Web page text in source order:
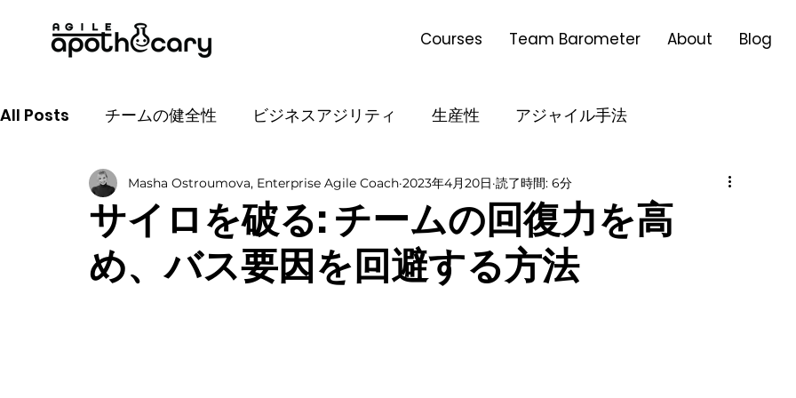
Courses Team Barometer About Blog
All Posts チームの健全性 ビジネスアジリティ 生産性 アジャイル手法
アジャイルコーチング ツール ソフトスキル リーダーシップ
プロダクトオーナー 目標設定 AI
サイロを破る: チームの回復力を高
め、バス要因を回避する方法
Masha Ostroumova, Enterprise Agile Coach 2023年4月20日 読了時間: 6分